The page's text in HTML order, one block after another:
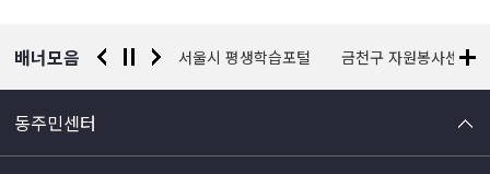
배너모음
찰청 유실물 통합포털 서울시 평생학습포털 금천구 자원봉사센터
동주민센터